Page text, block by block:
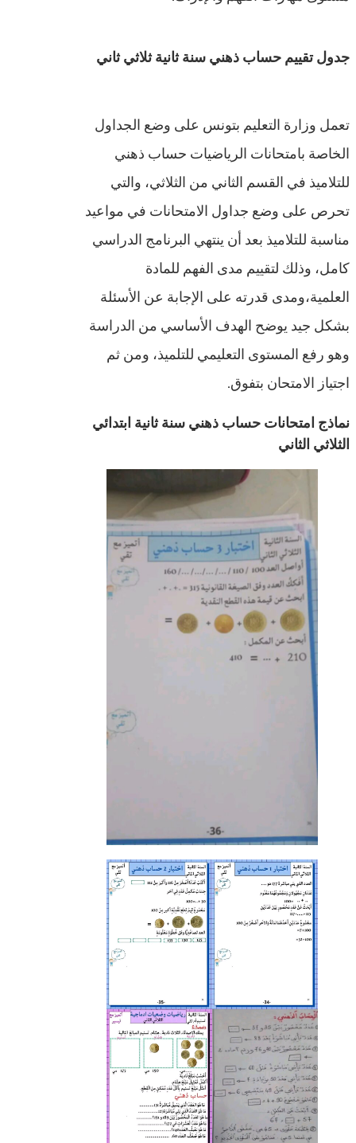
جدول تقييم حساب ذهني سنة ثانية ثلاثي ثاني
تعمل وزارة التعليم بتونس على وضع الجداول
الخاصة بامتحانات الرياضيات حساب ذهني
للتلاميذ في القسم الثاني من الثلاثي، والتي
تحرص على وضع جداول الامتحانات في مواعيد
مناسبة للتلاميذ بعد أن ينتهي البرنامج الدراسي
كامل، وذلك لتقييم مدى الفهم للمادة
العلمية،ومدى قدرته على الإجابة عن الأسئلة
بشكل جيد يوضح الهدف الأساسي من الدراسة
وهو رفع المستوى التعليمي للتلميذ، ومن ثم
اجتياز الامتحان بتفوق.
نماذج امتحانات حساب ذهني سنة ثانية ابتدائي
الثلاثي الثاني